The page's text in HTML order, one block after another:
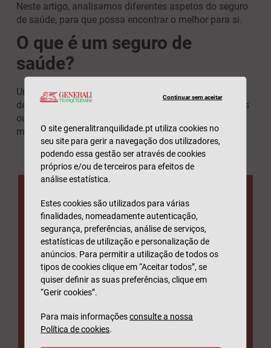
Neste artigo, analisamos diferentes aspetos do seguro
de saúde, para que possa encontrar o melhor para si.
O que é um seguro de
saúde?
Um seguro de saúde é um tipo de seguro que paga as
despesas com cuidados de saúde quer sejam médicas
ou cirúrgicas. Também pode ser referido como seguro
médico privado.
Seguro de Saúde
Individual
Mesmo que o seu seguro não seja Generali
Tranquilidade
, pode complementá-lo com a opção extra focada
deteção precoce, tratamento e qualidade de vida.
- Assistência às pessoas com
Continuar sem aceitar
O site generalitranquilidade.pt utiliza cookies no
seu site para gerir a navegação dos utilizadores,
podendo essa gestão ser através de cookies
próprios e/ou de terceiros para efeitos de
análise estatística.
Estes cookies são utilizados para várias
finalidades, nomeadamente autenticação,
segurança, preferências, análise de serviços,
estatísticas de utilização e personalização de
anúncios. Para permitir a utilização de todos os
tipos de cookies clique em “Aceitar todos”, se
quiser definir as suas preferências, clique em
“Gerir cookies”.
Para mais informaçõesconsulte a nossa
Política de cookies.